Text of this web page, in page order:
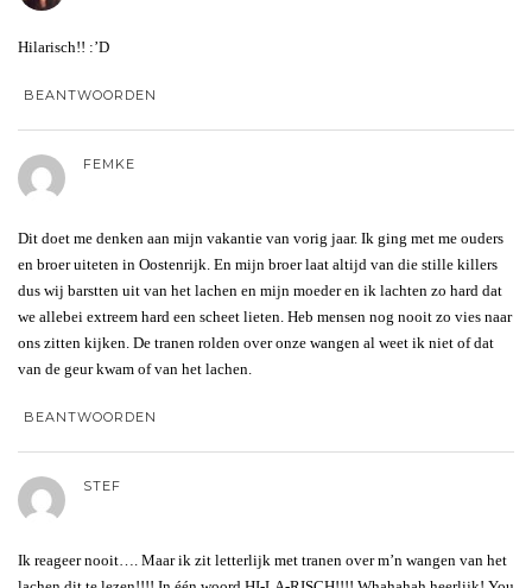
Hilarisch!! :’D
BEANTWOORDEN
FEMKE
Dit doet me denken aan mijn vakantie van vorig jaar. Ik ging met me ouders
en broer uiteten in Oostenrijk. En mijn broer laat altijd van die stille killers
dus wij barstten uit van het lachen en mijn moeder en ik lachten zo hard dat
we allebei extreem hard een scheet lieten. Heb mensen nog nooit zo vies naar
ons zitten kijken. De tranen rolden over onze wangen al weet ik niet of dat
van de geur kwam of van het lachen.
BEANTWOORDEN
STEF
Ik reageer nooit…. Maar ik zit letterlijk met tranen over m’n wangen van het